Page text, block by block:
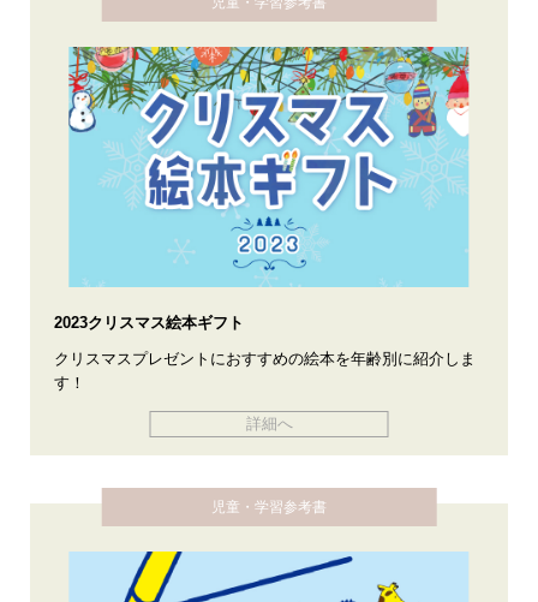
2023クリスマス絵本ギフト
クリスマスプレゼントにおすすめの絵本を年齢別に紹介しま
す！
詳細へ
児童・学習参考書